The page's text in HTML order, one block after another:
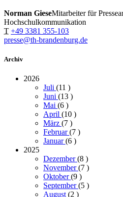
Norman GieseMitarbeiter für
Hochschulkommunikation
T +49 3381 355-103
presse@th-brandenburg.de
Archiv
2026
Juli (11 )
Juni (13 )
Mai (6 )
April (10 )
März (7 )
Februar(7 )
Januar(6 )
2025
Dezember(8 )
November(7 )
Oktober(9 )
September(5 )
August(2 )